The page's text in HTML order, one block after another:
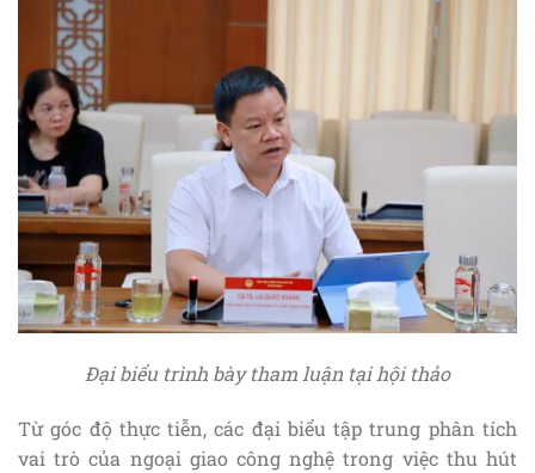
Đại biểu trình bày tham luận tại hội thảo
Từ góc độ thực tiễn, các đại biểu tập trung phân tích
vai trò của ngoại giao công nghệ trong việc thu hút